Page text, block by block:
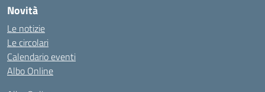
Novità
Le notizie
Le circolari
Calendario eventi
Albo Online